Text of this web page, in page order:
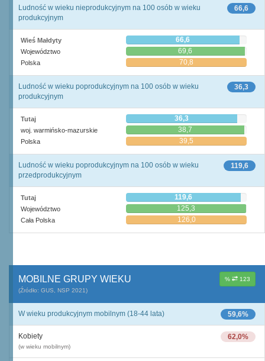
66,6
Ludność w wieku nieprodukcyjnym na 100 osób w wieku
produkcyjnym
Wieś Małdyty 66,6
Województwo 69,6
Polska 70,8
36,3
Ludność w wieku poprodukcyjnym na 100 osób w wieku
produkcyjnym
Tutaj 36,3
woj. warmińsko-mazurskie 38,7
Polska 39,5
119,6
Ludność w wieku poprodukcyjnym na 100 osób w wieku
przedprodukcyjnym
Tutaj 119,6
Województwo 125,3
Cała Polska 126,0
% 123
MOBILNE GRUPY WIEKU
(Źródło: GUS, NSP 2021)
59,6%
W wieku produkcyjnym mobilnym (18-44 lata)
62,0%
Kobiety
(w wieku mobilnym)